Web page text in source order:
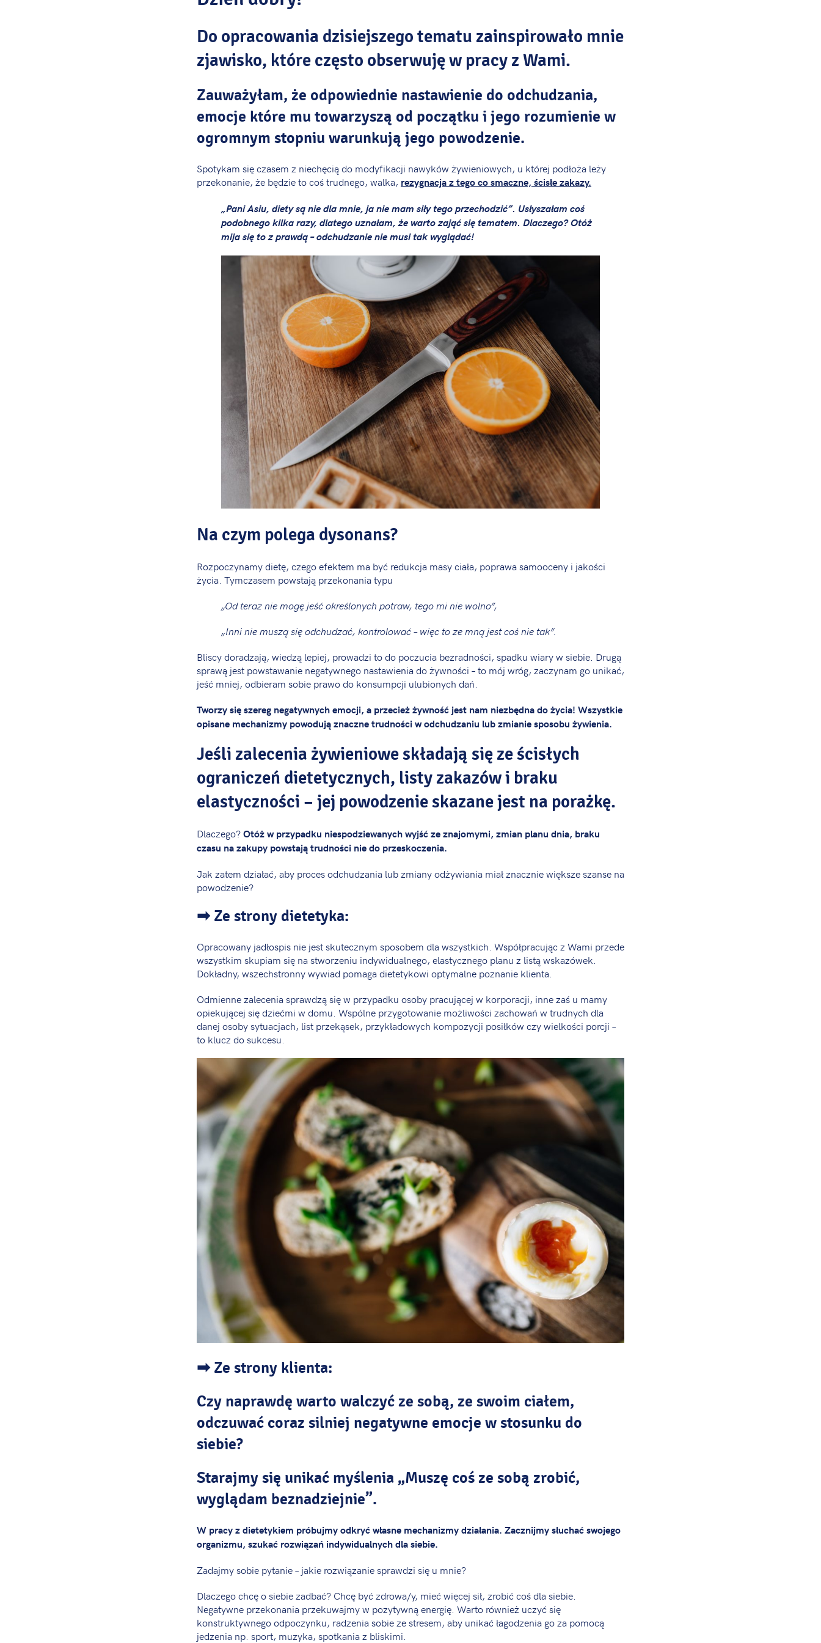
Do opracowania dzisiejszego tematu zainspirowało mnie
zjawisko, które często obserwuję w pracy z Wami.
Zauważyłam, że odpowiednie nastawienie do odchudzania,
emocje które mu towarzyszą od początku i jego rozumienie w
ogromnym stopniu warunkują jego powodzenie.
Spotykam się czasem z niechęcią do modyfikacji nawyków żywieniowych, u której podłoża leży
przekonanie, że będzie to coś trudnego, walka, rezygnacja z tego co smaczne, ścisłe zakazy.
„Pani Asiu, diety są nie dla mnie, ja nie mam siły tego przechodzić”. Usłyszałam coś
podobnego kilka razy, dlatego uznałam, że warto zająć się tematem. Dlaczego? Otóż
mija się to z prawdą – odchudzanie nie musi tak wyglądać!
Na czym polega dysonans?
Rozpoczynamy dietę, czego efektem ma być redukcja masy ciała, poprawa samooceny i jakości
życia. Tymczasem powstają przekonania typu
„Od teraz nie mogę jeść określonych potraw, tego mi nie wolno”,
„Inni nie muszą się odchudzać, kontrolować – więc to ze mną jest coś nie tak”.
Bliscy doradzają, wiedzą lepiej, prowadzi to do poczucia bezradności, spadku wiary w siebie. Drugą
sprawą jest powstawanie negatywnego nastawienia do żywności – to mój wróg, zaczynam go unikać,
jeść mniej, odbieram sobie prawo do konsumpcji ulubionych dań.
Tworzy się szereg negatywnych emocji, a przecież żywność jest nam niezbędna do życia! Wszystkie
opisane mechanizmy powodują znaczne trudności w odchudzaniu lub zmianie sposobu żywienia.
Jeśli zalecenia żywieniowe składają się ze ścisłych
ograniczeń dietetycznych, listy zakazów i braku
elastyczności – jej powodzenie skazane jest na porażkę.
Dlaczego?Otóż w przypadku niespodziewanych wyjść ze znajomymi, zmian planu dnia, braku
czasu na zakupy powstają trudności nie do przeskoczenia.
Jak zatem działać, aby proces odchudzania lub zmiany odżywiania miał znacznie większe szanse na
powodzenie?
➡ Ze strony dietetyka:
Opracowany jadłospis nie jest skutecznym sposobem dla wszystkich. Współpracując z Wami przede
wszystkim skupiam się na stworzeniu indywidualnego, elastycznego planu z listą wskazówek.
Dokładny, wszechstronny wywiad pomaga dietetykowi optymalne poznanie klienta.
Odmienne zalecenia sprawdzą się w przypadku osoby pracującej w korporacji, inne zaś u mamy
opiekującej się dziećmi w domu. Wspólne przygotowanie możliwości zachowań w trudnych dla
danej osoby sytuacjach, list przekąsek, przykładowych kompozycji posiłków czy wielkości porcji –
to klucz do sukcesu.
➡ Ze strony klienta:
Czy naprawdę warto walczyć ze sobą, ze swoim ciałem,
odczuwać coraz silniej negatywne emocje w stosunku do
siebie?
Starajmy się unikać myślenia „Muszę coś ze sobą zrobić,
wyglądam beznadziejnie”.
W pracy z dietetykiem próbujmy odkryć własne mechanizmy działania. Zacznijmy słuchać swojego
organizmu, szukać rozwiązań indywidualnych dla siebie.
Zadajmy sobie pytanie – jakie rozwiązanie sprawdzi się u mnie?
Dlaczego chcę o siebie zadbać? Chcę być zdrowa/y, mieć więcej sił, zrobić coś dla siebie.
Negatywne przekonania przekuwajmy w pozytywną energię. Warto również uczyć się
konstruktywnego odpoczynku, radzenia sobie ze stresem, aby unikać łagodzenia go za pomocą
jedzenia np. sport, muzyka, spotkania z bliskimi.